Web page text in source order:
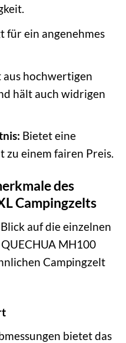
für ein angenehmes
aus hochwertigen
hält auch widrigen
Bietet eine
einem fairen Preis.
des
Campingzelts
auf die einzelnen
MH100
Campingzelt
bietet das